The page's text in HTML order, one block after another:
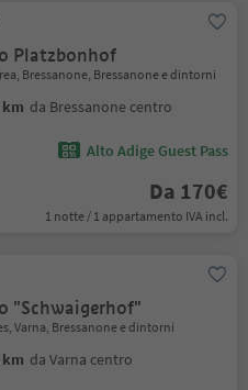
Platzbonhof
Bressanone, Bressanone e dintorni
km da Bressanone centro
Alto Adige Guest Pass
Da 170€
1 notte / 1 appartamento IVA incl.
"Schwaigerhof"
Varna, Bressanone e dintorni
km da Varna centro